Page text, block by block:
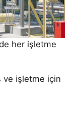
her işletme
ve işletme için